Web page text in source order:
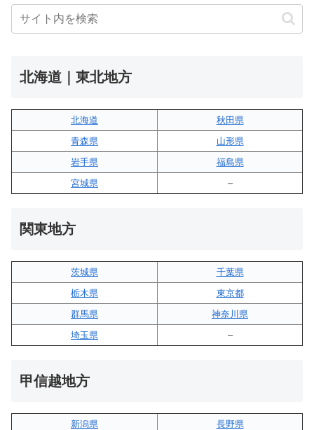
北海道｜東北地方
北海道
秋田県
青森県
山形県
岩手県
福島県
宮城県
–
関東地方
茨城県
千葉県
栃木県
東京都
群馬県
神奈川県
埼玉県
–
甲信越地方
新潟県
長野県